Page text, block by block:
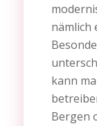
nämlich
kann
Bergen